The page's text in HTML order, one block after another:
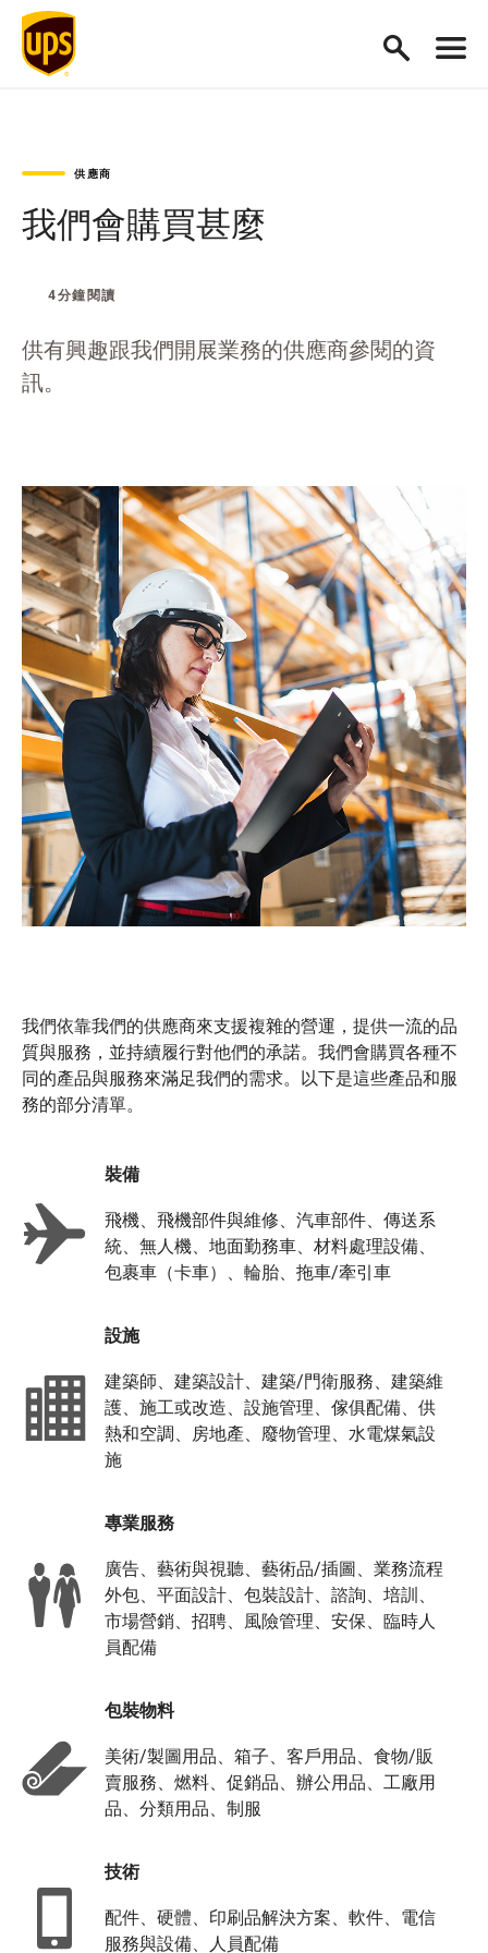
供應商
我們會購買甚麼
4分鐘閱讀
供有興趣跟我們開展業務的供應商參閱的資
訊。
我們依靠我們的供應商來支援複雜的營運，提供一流的品
質與服務，並持續履行對他們的承諾。我們會購買各種不
同的產品與服務來滿足我們的需求。以下是這些產品和服
務的部分清單。
裝備
飛機、飛機部件與維修、汽車部件、傳送系
統、無人機、地面勤務車、材料處理設備、
包裹車（卡車）、輪胎、拖車/牽引車
設施
建築師、建築設計、建築/門衛服務、建築維
護、施工或改造、設施管理、傢俱配備、供
熱和空調、房地產、廢物管理、水電煤氣設
施
專業服務
廣告、藝術與視聽、藝術品/插圖、業務流程
外包、平面設計、包裝設計、諮詢、培訓、
市場營銷、招聘、風險管理、安保、臨時人
員配備
包裝物料
美術/製圖用品、箱子、客戶用品、食物/販
賣服務、燃料、促銷品、辦公用品、工廠用
品、分類用品、制服
技術
配件、硬體、印刷品解決方案、軟件、電信
服務與設備、人員配備